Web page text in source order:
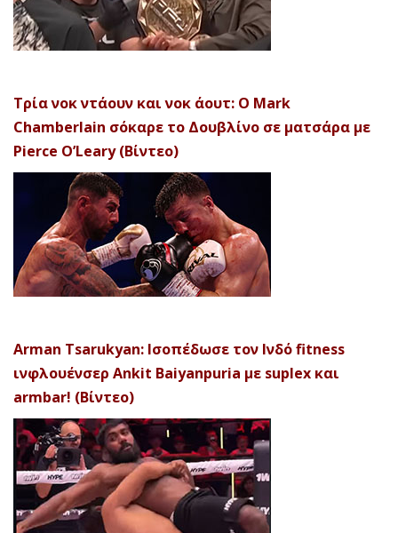
Τρία νοκ ντάουν και νοκ άουτ: Ο Mark
Chamberlain σόκαρε το Δουβλίνο σε ματσάρα με
Pierce O’Leary (Βίντεο)
Arman Tsarukyan: Ισοπέδωσε τον Ινδό fitness
ινφλουένσερ Ankit Baiyanpuria με suplex και
armbar! (Βίντεο)